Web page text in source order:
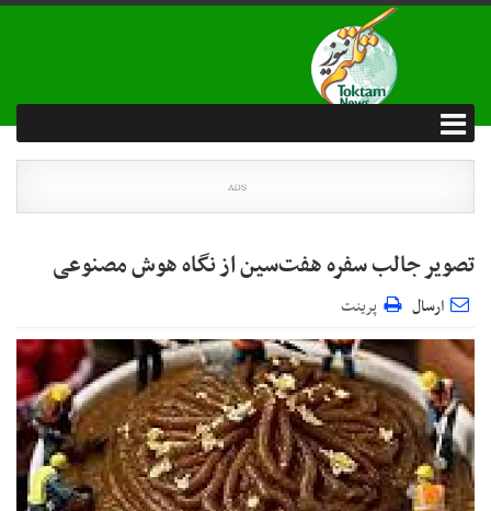
تصویر جالب سفره هفت‌سین از نگاه هوش مصنوعی
ارسال پرینت